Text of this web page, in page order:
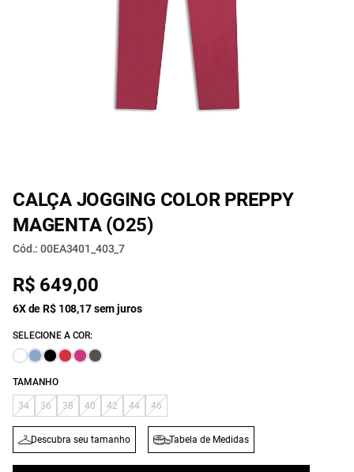
CALÇA JOGGING COLOR PREPPY
MAGENTA (O25)
Cód.: 00EA3401_403_7
R$ 649,00
6X de R$ 108,17 sem juros
SELECIONE A COR:
TAMANHO
34 36 38 40 42 44 46
Descubra seu tamanho Tabela de Medidas